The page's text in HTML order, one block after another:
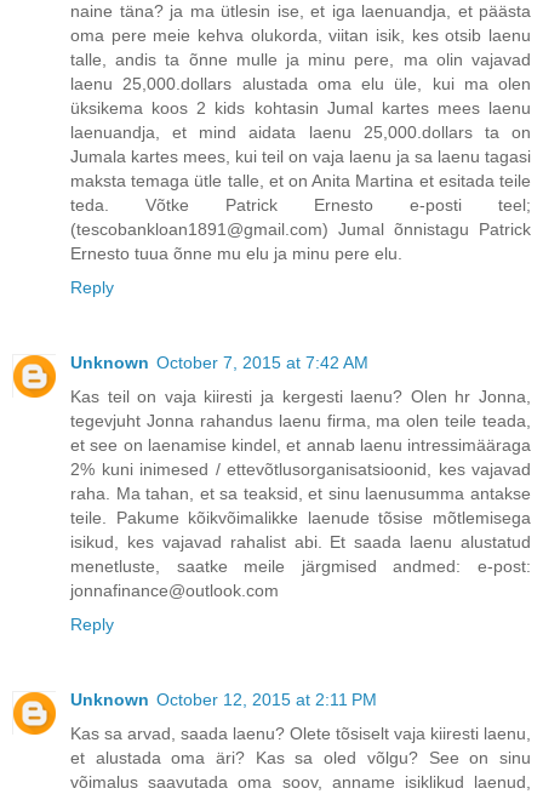
naine täna? ja ma ütlesin ise, et iga laenuandja, et päästa
oma pere meie kehva olukorda, viitan isik, kes otsib laenu
talle, andis ta õnne mulle ja minu pere, ma olin vajavad
laenu 25,000.dollars alustada oma elu üle, kui ma olen
üksikema koos 2 kids kohtasin Jumal kartes mees laenu
laenuandja, et mind aidata laenu 25,000.dollars ta on
Jumala kartes mees, kui teil on vaja laenu ja sa laenu tagasi
maksta temaga ütle talle, et on Anita Martina et esitada teile
teda. Võtke Patrick Ernesto e-posti teel;
(tescobankloan1891@gmail.com) Jumal õnnistagu Patrick
Ernesto tuua õnne mu elu ja minu pere elu.
Reply
Unknown October 7, 2015 at 7:42 AM
Kas teil on vaja kiiresti ja kergesti laenu? Olen hr Jonna,
tegevjuht Jonna rahandus laenu firma, ma olen teile teada,
et see on laenamise kindel, et annab laenu intressimääraga
2% kuni inimesed / ettevõtlusorganisatsioonid, kes vajavad
raha. Ma tahan, et sa teaksid, et sinu laenusumma antakse
teile. Pakume kõikvõimalikke laenude tõsise mõtlemisega
isikud, kes vajavad rahalist abi. Et saada laenu alustatud
menetluste, saatke meile järgmised andmed: e-post:
jonnafinance@outlook.com
Reply
Unknown October 12, 2015 at 2:11 PM
Kas sa arvad, saada laenu? Olete tõsiselt vaja kiiresti laenu,
et alustada oma äri? Kas sa oled võlgu? See on sinu
võimalus saavutada oma soov, anname isiklikud laenud,